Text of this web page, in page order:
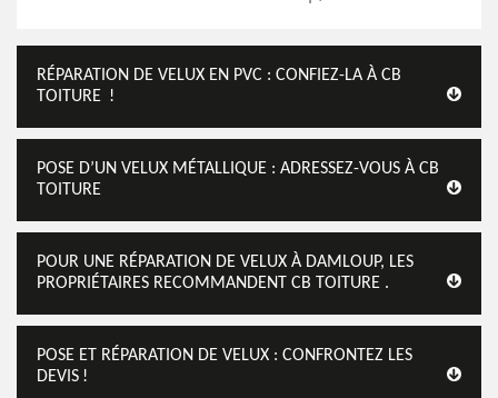
RÉPARATION DE VELUX EN PVC : CONFIEZ-LA À CB
TOITURE !
POSE D’UN VELUX MÉTALLIQUE : ADRESSEZ-VOUS À CB
TOITURE
POUR UNE RÉPARATION DE VELUX À DAMLOUP, LES
PROPRIÉTAIRES RECOMMANDENT CB TOITURE .
POSE ET RÉPARATION DE VELUX : CONFRONTEZ LES
DEVIS !